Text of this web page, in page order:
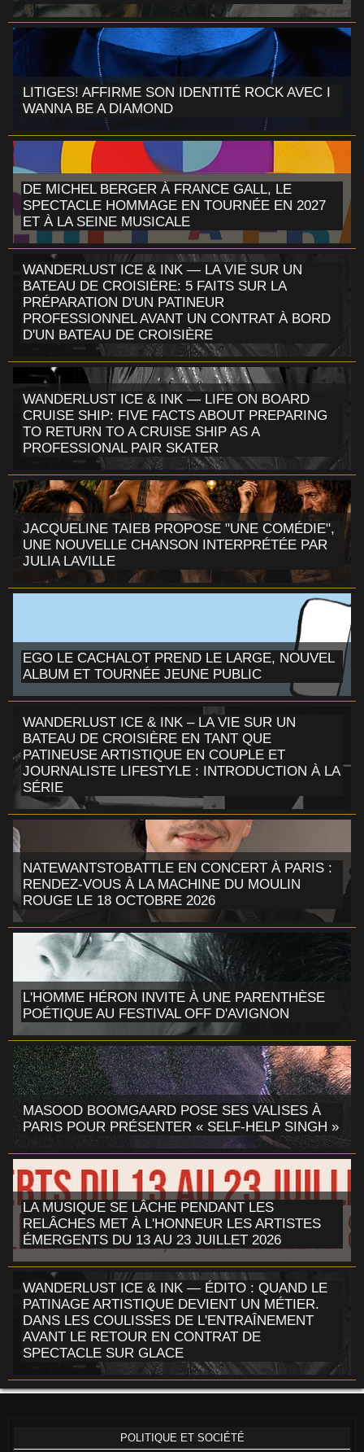
LITIGES! AFFIRME SON IDENTITÉ ROCK AVEC I
WANNA BE A DIAMOND
DE MICHEL BERGER À FRANCE GALL, LE
SPECTACLE HOMMAGE EN TOURNÉE EN 2027
ET À LA SEINE MUSICALE
WANDERLUST ICE & INK — LA VIE SUR UN
BATEAU DE CROISIÈRE: 5 FAITS SUR LA
PRÉPARATION D'UN PATINEUR
PROFESSIONNEL AVANT UN CONTRAT À BORD
D'UN BATEAU DE CROISIÈRE
WANDERLUST ICE & INK — LIFE ON BOARD
CRUISE SHIP: FIVE FACTS ABOUT PREPARING
TO RETURN TO A CRUISE SHIP AS A
PROFESSIONAL PAIR SKATER
JACQUELINE TAIEB PROPOSE "UNE COMÉDIE",
UNE NOUVELLE CHANSON INTERPRÉTÉE PAR
JULIA LAVILLE
EGO LE CACHALOT PREND LE LARGE, NOUVEL
ALBUM ET TOURNÉE JEUNE PUBLIC
WANDERLUST ICE & INK – LA VIE SUR UN
BATEAU DE CROISIÈRE EN TANT QUE
PATINEUSE ARTISTIQUE EN COUPLE ET
JOURNALISTE LIFESTYLE : INTRODUCTION À LA
SÉRIE
NATEWANTSTOBATTLE EN CONCERT À PARIS :
RENDEZ-VOUS À LA MACHINE DU MOULIN
ROUGE LE 18 OCTOBRE 2026
L'HOMME HÉRON INVITE À UNE PARENTHÈSE
POÉTIQUE AU FESTIVAL OFF D'AVIGNON
MASOOD BOOMGAARD POSE SES VALISES À
PARIS POUR PRÉSENTER « SELF-HELP SINGH »
LA MUSIQUE SE LÂCHE PENDANT LES
RELÂCHES MET À L'HONNEUR LES ARTISTES
ÉMERGENTS DU 13 AU 23 JUILLET 2026
WANDERLUST ICE & INK — ÉDITO : QUAND LE
PATINAGE ARTISTIQUE DEVIENT UN MÉTIER.
DANS LES COULISSES DE L'ENTRAÎNEMENT
AVANT LE RETOUR EN CONTRAT DE
SPECTACLE SUR GLACE
POLITIQUE ET SOCIÉTÉ